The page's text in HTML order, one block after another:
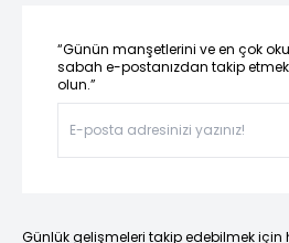
“Günün manşetlerini ve en çok
sabah e-postanızdan takip
olun.”
Günlük gelişmeleri takip edebilmek için